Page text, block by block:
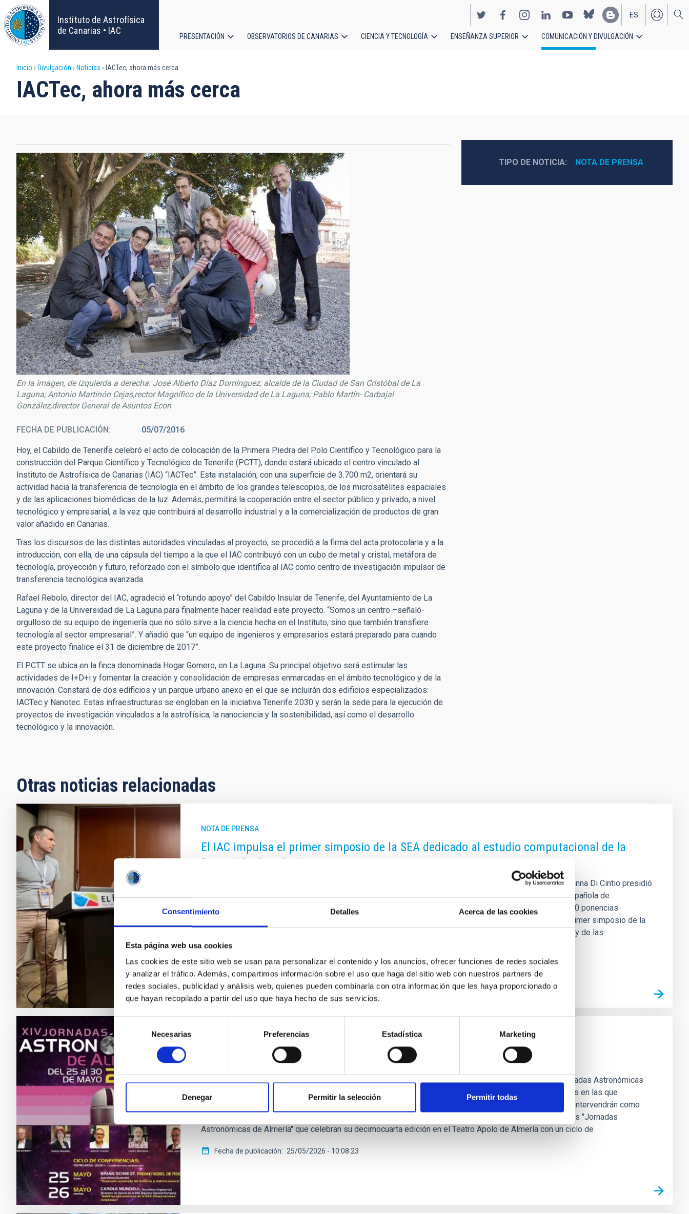
Consentimiento Detalles Acerca de las cookies
Esta página web usa cookies
Las cookies de este sitio web se usan para personalizar el contenido y los anuncios, ofrecer funciones de redes sociales
y analizar el tráfico. Además, compartimos información sobre el uso que haga del sitio web con nuestros partners de
redes sociales, publicidad y análisis web, quienes pueden combinarla con otra información que les haya proporcionado o
que hayan recopilado a partir del uso que haya hecho de sus servicios.
consentimiento
Necesarias Preferencias Estadística Marketing
Denegar Permitir la selección Permitir todas
Pasar
al
contenido
principal
Instituto de Astrofísica
de Canarias • IAC
EN
ES
principal
PRESENTACIÓN OBSERVATORIOS DE CANARIAS CIENCIA Y TECNOLOGÍA ENSEÑANZA SUPERIOR COMUNICACIÓN Y DIVULGACIÓN
Sobrescribir
enlaces
ayuda
a
la
navegación
Inicio Divulgación Noticias IACTec, ahora más cerca
IACTec, ahora más cerca
En la imagen, de izquierda a derecha: José Alberto Díaz Domínguez, alcalde de la Ciudad de San Cristóbal de La
Laguna; Antonio Martinón Cejas,rector Magnífico de la Universidad de La Laguna; Pablo Martín- Carbajal
González,director General de Asuntos Econ
FECHA DE PUBLICACIÓN 05/07/2016
Hoy, el Cabildo de Tenerife celebró el acto de colocación de la Primera Piedra del Polo Científico y Tecnológico para la
construcción del Parque Científico y Tecnológico de Tenerife (PCTT), donde estará ubicado el centro vinculado al
Instituto de Astrofísica de Canarias (IAC) “IACTec”. Esta instalación, con una superficie de 3.700 m2, orientará su
actividad hacia la transferencia de tecnología en el ámbito de los grandes telescopios, de los microsatélites espaciales
y de las aplicaciones biomédicas de la luz. Además, permitirá la cooperación entre el sector público y privado, a nivel
tecnológico y empresarial, a la vez que contribuirá al desarrollo industrial y a la comercialización de productos de gran
valor añadido en Canarias.
Tras los discursos de las distintas autoridades vinculadas al proyecto, se procedió a la firma del acta protocolaria y a la
introducción, con ella, de una cápsula del tiempo a la que el IAC contribuyó con un cubo de metal y cristal, metáfora de
tecnología, proyección y futuro, reforzado con el símbolo que identifica al IAC como centro de investigación impulsor de
transferencia tecnológica avanzada.
Rafael Rebolo, director del IAC, agradeció el “rotundo apoyo” del Cabildo Insular de Tenerife, del Ayuntamiento de La
Laguna y de la Universidad de La Laguna para finalmente hacer realidad este proyecto. “Somos un centro –señaló-
orgulloso de su equipo de ingeniería que no sólo sirve a la ciencia hecha en el Instituto, sino que también transfiere
tecnología al sector empresarial”. Y añadió que “un equipo de ingenieros y empresarios estará preparado para cuando
este proyecto finalice el 31 de diciembre de 2017”.
El PCTT se ubica en la finca denominada Hogar Gomero, en La Laguna. Su principal objetivo será estimular las
actividades de I+D+i y fomentar la creación y consolidación de empresas enmarcadas en el ámbito tecnológico y de la
innovación. Constará de dos edificios y un parque urbano anexo en el que se incluirán dos edificios especializados:
IACTec y Nanotec. Estas infraestructuras se engloban en la iniciativa Tenerife 2030 y serán la sede para la ejecución de
proyectos de investigación vinculados a la astrofísica, la nanociencia y la sostenibilidad, así como el desarrollo
tecnológico y la innovación.
TIPO DE NOTICIA NOTA DE PRENSA
Otras noticias relacionadas
NOTA DE PRENSA
El IAC impulsa el primer simposio de la SEA dedicado al estudio computacional de la
formación de galaxias
La investigadora del Instituto de Astrofísica de Canarias y profesora de la Universidad de La Laguna Arianna Di Cintio presidió
la organización de este encuentro, celebrado en el marco de la XVII Reunión Científica de la Sociedad Española de
Astronomía. El simposio reunió a más de 75 participantes en cada una de sus cuatro sesiones, más de 30 ponencias
científicas y seis especialistas invitados. El Instituto de Astrofísica de Canarias (IAC) ha impulsado el primer simposio de la
Sociedad Española de Astronomía (SEA) dedicado al estudio computacional de la formación de galaxias y de las
El IAC participa en las XIV Jornadas Astronómicas de Almería 2026
El Instituto de Astrofísica de Canarias participa en la celebración de la decimocuarta edición de las "Jornadas Astronómicas
de Almería", evento que tendrá lugar del 25 al 30 de mayo en el Teatro Apolo, con un ciclo de conferencias en las que
participarán Brian Smichdt, Carole Mundell, José M. Vilchez, John E. Beckman y Juan Luis Cano, quienes intervendrán como
ponentes a lo largo de la semana. Un año más, el Instituto de Astrofísica de Canarias (IAC) participa en las "Jornadas
Astronómicas de Almería" que celebran su decimocuarta edición en el Teatro Apolo de Almería con un ciclo de
Fecha de publicación 25/05/2026 - 10:08:23